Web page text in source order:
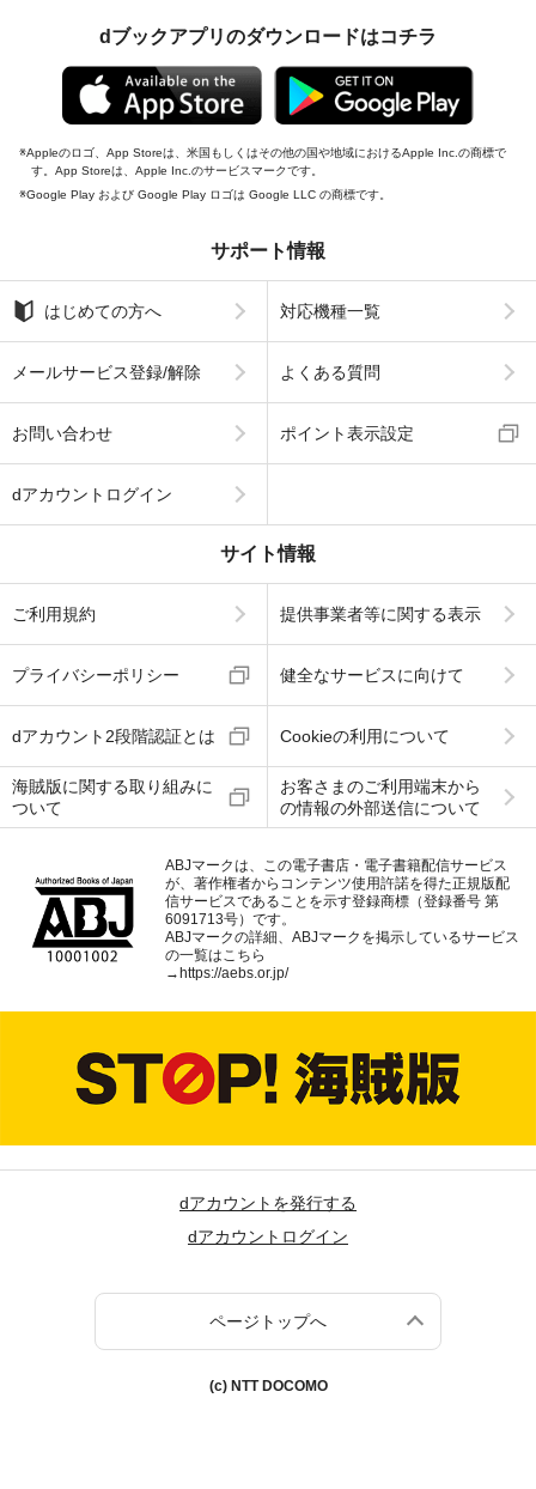
dブックアプリのダウンロードはコチラ
Appleのロゴ、App Storeは、米国もしくはその他の国や地域におけるApple Inc.の商標で
す。App Storeは、Apple Inc.のサービスマークです。
Google Play および Google Play ロゴは Google LLC の商標です。
サポート情報
はじめての方へ 対応機種一覧
メールサービス登録/解除 よくある質問
お問い合わせ ポイント表示設定
dアカウントログイン
サイト情報
ご利用規約 提供事業者等に関する表示
プライバシーポリシー 健全なサービスに向けて
dアカウント2段階認証とは Cookieの利用について
海賊版に関する取り組みに
ついて
お客さまのご利用端末から
の情報の外部送信について
ABJマークは、この電子書店・電子書籍配信サービス
が、著作権者からコンテンツ使用許諾を得た正規版配
信サービスであることを示す登録商標（登録番号 第
6091713号）です。
ABJマークの詳細、ABJマークを掲示しているサービス
の一覧はこちら
→https://aebs.or.jp/
dアカウントを発行する
dアカウントログイン
ページトップへ
(c) NTT DOCOMO